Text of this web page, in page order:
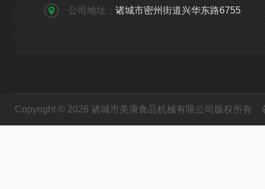
公司地址： 诸城市密州街道兴华东路6755
Copyright © 2026 诸城市美康食品机械有限公司版权所有